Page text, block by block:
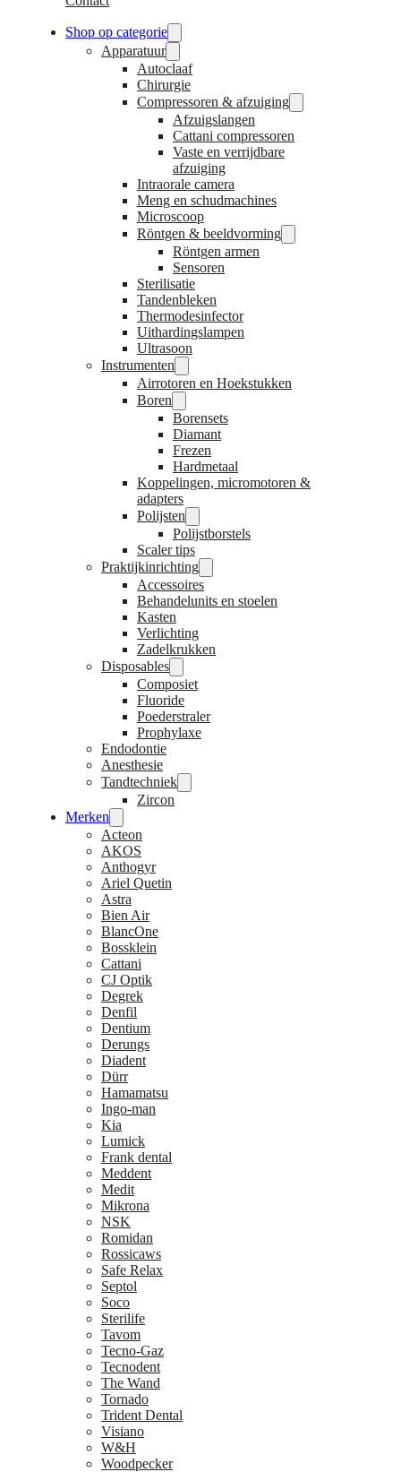
Shop op categorie
Apparatuur
Autoclaaf
Chirurgie
Compressoren & afzuiging
Afzuigslangen
Cattani compressoren
Vaste en verrijdbare
afzuiging
Intraorale camera
Meng en schudmachines
Microscoop
Röntgen & beeldvorming
Röntgen armen
Sensoren
Sterilisatie
Tandenbleken
Thermodesinfector
Uithardingslampen
Ultrasoon
Instrumenten
Airrotoren en Hoekstukken
Boren
Borensets
Diamant
Frezen
Hardmetaal
Koppelingen, micromotoren &
adapters
Polijsten
Polijstborstels
Scaler tips
Praktijkinrichting
Accessoires
Behandelunits en stoelen
Kasten
Verlichting
Zadelkrukken
Disposables
Composiet
Fluoride
Poederstraler
Prophylaxe
Endodontie
Anesthesie
Tandtechniek
Zircon
Merken
Acteon
AKOS
Anthogyr
Ariel Quetin
Astra
Bien Air
BlancOne
Bossklein
Cattani
CJ Optik
Degrek
Denfil
Dentium
Derungs
Diadent
Dürr
Hamamatsu
Ingo-man
Kia
Lumick
Frank dental
Meddent
Medit
Mikrona
NSK
Romidan
Rossicaws
Safe Relax
Septol
Soco
Sterilife
Tavom
Tecno-Gaz
Tecnodent
The Wand
Tornado
Trident Dental
Visiano
W&H
Woodpecker